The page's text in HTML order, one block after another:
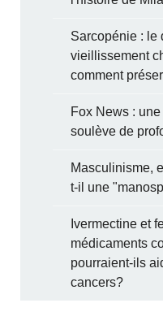
Sarcopénie : le
vieillissement
comment
Fox News :
soulève de
Masculinisme,
t-il une
Ivermectine et
médicaments
pourraient-ils
cancers?